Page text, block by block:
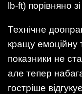
lb-ft) порівняно
Технічне
кращу емоційну
показники не
але тепер
гостріше